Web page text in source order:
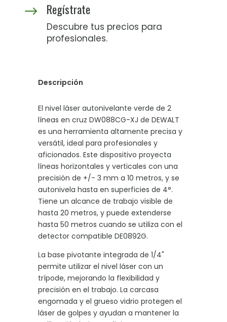
$ Regístrate
Descubre tus precios para
profesionales.
Descripción
El nivel láser autonivelante verde de 2
líneas en cruz DW088CG-XJ de DEWALT
es una herramienta altamente precisa y
versátil, ideal para profesionales y
aficionados. Este dispositivo proyecta
líneas horizontales y verticales con una
precisión de +/- 3 mm a 10 metros, y se
autonivela hasta en superficies de 4°.
Tiene un alcance de trabajo visible de
hasta 20 metros, y puede extenderse
hasta 50 metros cuando se utiliza con el
detector compatible DE0892G.
La base pivotante integrada de 1/4"
permite utilizar el nivel láser con un
trípode, mejorando la flexibilidad y
precisión en el trabajo. La carcasa
engomada y el grueso vidrio protegen el
láser de golpes y ayudan a mantener la